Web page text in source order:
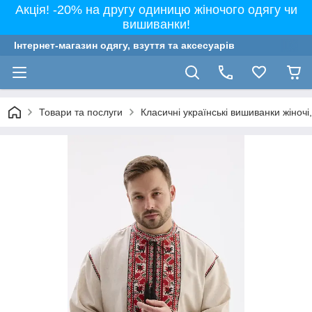
Акція! -20% на другу одиницю жіночого одягу чи
вишиванки!
Інтернет-магазин одягу, взуття та аксесуарів
Товари та послуги Класичні українські вишиванки